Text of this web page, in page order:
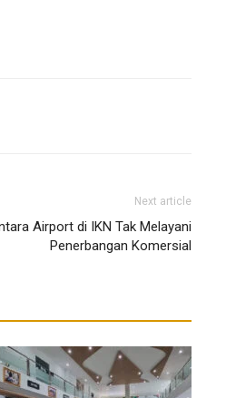
Next article
Airport di IKN Tak Melayani
Penerbangan Komersial